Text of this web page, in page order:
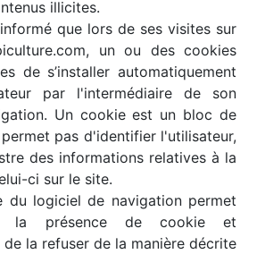
illicites.
informé que lors de ses visites sur
un ou des cookies
de s’installer automatiquement
par l'intermédiaire de son
Un cookie est un bloc de
pas d'identifier l'utilisateur,
des informations relatives à la
ci sur le site.
du logiciel de navigation permet
la présence de cookie et
de la refuser de la manière décrite